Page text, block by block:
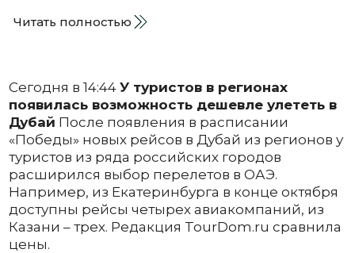
Читать полностью
Сегодня в 14:44 У туристов в регионах
появилась возможность дешевле улететь в
Дубай После появления в расписании
«Победы» новых рейсов в Дубай из регионов у
туристов из ряда российских городов
расширился выбор перелетов в ОАЭ.
Например, из Екатеринбурга в конце октября
доступны рейсы четырех авиакомпаний, из
Казани – трех. Редакция TourDom.ru сравнила
цены.